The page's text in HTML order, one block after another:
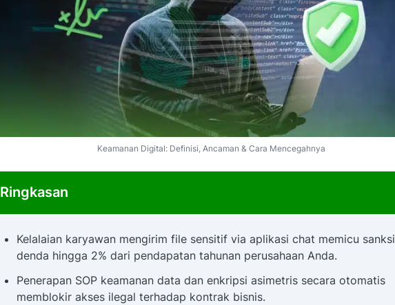
Keamanan Digital: Definisi, Ancaman & Cara Mencegahnya
Ringkasan
Kelalaian karyawan mengirim file sensitif via aplikasi chat memicu sanksi
denda hingga 2% dari pendapatan tahunan perusahaan Anda.
Penerapan SOP keamanan data dan enkripsi asimetris secara otomatis
memblokir akses ilegal terhadap kontrak bisnis.